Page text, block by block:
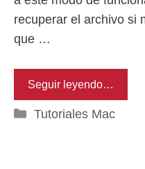
recuperar el archivo si
que …
Seguir leyendo…
Categorías
Tutoriales Mac